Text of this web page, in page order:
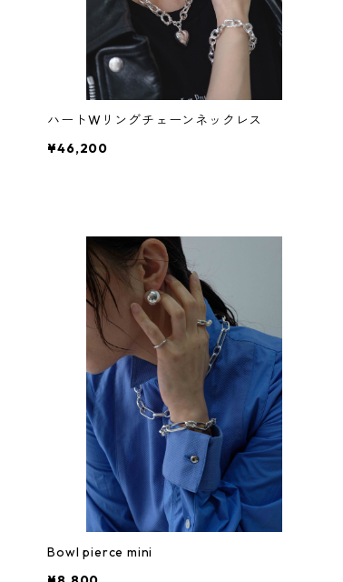
ハートWリングチェーンネックレス
¥46,200
Bowl pierce mini